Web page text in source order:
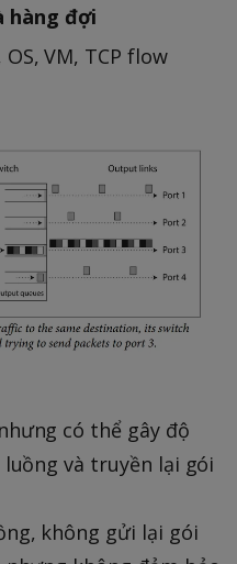
hàng đợi
VM, TCP flow
có thể gây độ
và truyền lại gói
không gửi lại gói